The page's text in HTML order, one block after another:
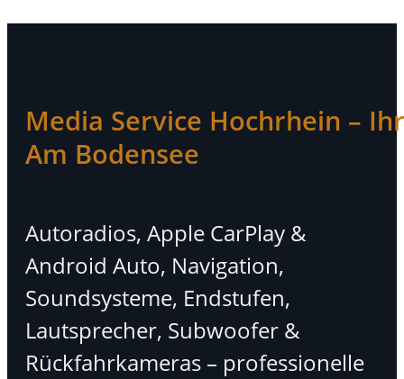
Media Service Hochrhein –
Am Bodensee
Autoradios, Apple CarPlay &
Android Auto, Navigation,
Soundsysteme, Endstufen,
Lautsprecher, Subwoofer &
Rückfahrkameras – professionelle